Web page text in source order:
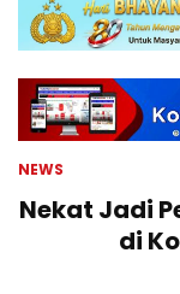
NEWS
Nekat Jadi
di